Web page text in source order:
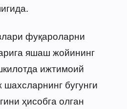
фуқароларни
яшаш жойининг
ижтимоий
бугунги
ҳисобга олган